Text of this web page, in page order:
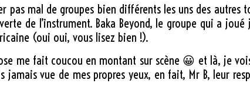
mal de groupes bien différents les uns des autres
de l’instrument. Baka Beyond, le groupe qui a joué
(oui oui, vous lisez bien !).
me fait coucou en montant sur scène 😀 et là, je
vue de mes propres yeux, en fait, Mr B, leur